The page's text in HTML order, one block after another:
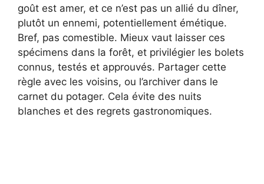
goût est amer, et ce n’est pas un allié du dîner,
plutôt un ennemi, potentiellement émétique.
Bref, pas comestible. Mieux vaut laisser ces
spécimens dans la forêt, et privilégier les bolets
connus, testés et approuvés. Partager cette
règle avec les voisins, ou l’archiver dans le
carnet du potager. Cela évite des nuits
blanches et des regrets gastronomiques.